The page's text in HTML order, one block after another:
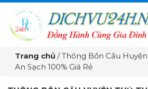
Trang chủ /Thông Bồn Cầu
An Sạch 100% Giá Rẻ